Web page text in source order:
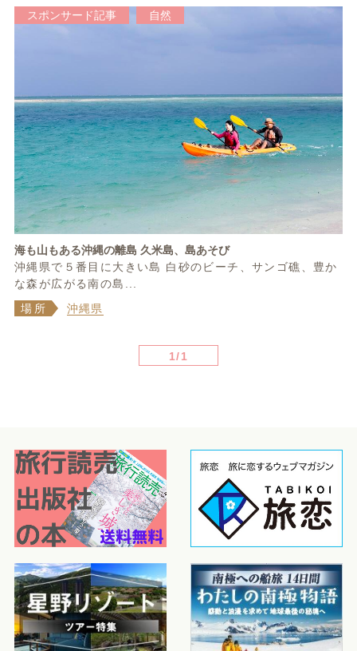
スポンサード記事 自然
海も山もある沖縄の離島 久米島、島あそび
沖縄県で５番目に大きい島 白砂のビーチ、サンゴ礁、豊か
な森が広がる南の島...
場所
沖縄県
1/1